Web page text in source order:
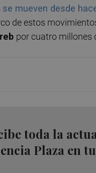
se mueven desde
de estos
por cuatro millones
toda la
Plaza en